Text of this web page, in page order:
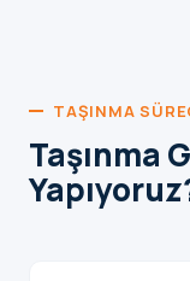
TAŞINMA
Taşınma